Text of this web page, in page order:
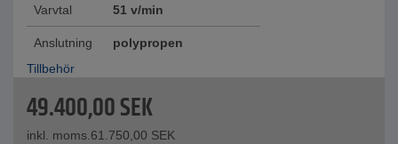
Varvtal 51 v/min
Anslutning
polypropen
Tillbehör
49.400,00SEK
inkl. moms.61.750,00 SEK